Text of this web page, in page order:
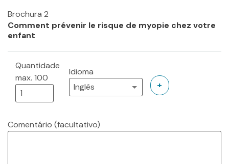
Brochura 2
Comment prévenir le risque de myopie chez votre
enfant
Quantidade
max. 100
Idioma
+
Comentário (facultativo)